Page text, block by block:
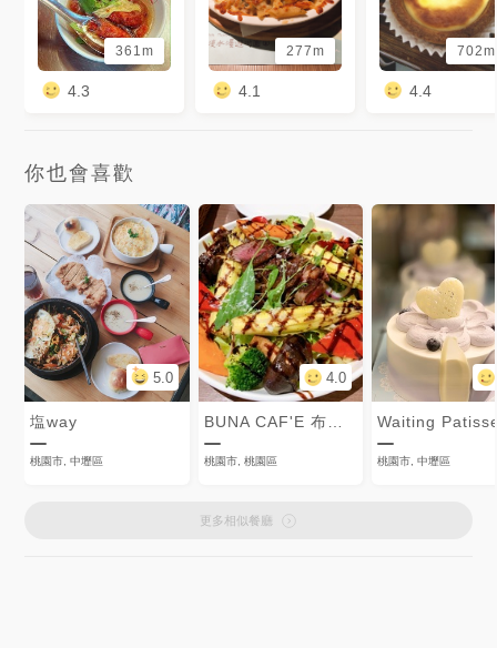
361m
4.3
277m
4.1
702m
4.4
你也會喜歡
5.0
塩way
桃園市, 中壢區
4.0
BUNA CAF'E 布納咖啡館
桃園市, 桃園區 桃園市, 中壢區
更多相似餐廳